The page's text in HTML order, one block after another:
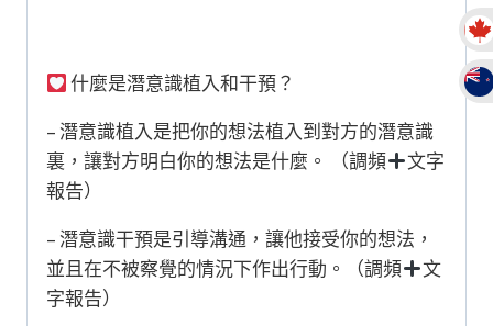
什麼是潛意識植入和干預？
– 潛意識植入是把你的想法植入到對方的潛意識
裏，讓對方明白你的想法是什麼。 （調頻
文字
報告）
– 潛意識干預是引導溝通，讓他接受你的想法，
並且在不被察覺的情況下作出行動。（調頻
文
字報告）